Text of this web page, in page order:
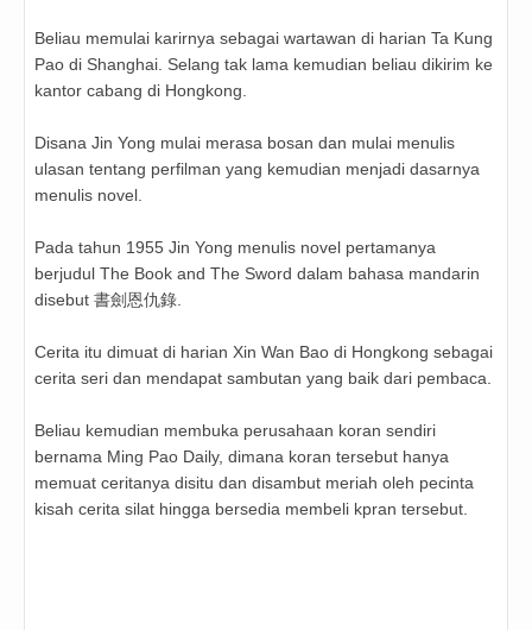
Beliau memulai karirnya sebagai wartawan di harian Ta Kung
Pao di Shanghai. Selang tak lama kemudian beliau dikirim ke
kantor cabang di Hongkong.
Disana Jin Yong mulai merasa bosan dan mulai menulis
ulasan tentang perfilman yang kemudian menjadi dasarnya
menulis novel.
Pada tahun 1955 Jin Yong menulis novel pertamanya
berjudul The Book and The Sword dalam bahasa mandarin
disebut 書劍恩仇錄.
Cerita itu dimuat di harian Xin Wan Bao di Hongkong sebagai
cerita seri dan mendapat sambutan yang baik dari pembaca.
Beliau kemudian membuka perusahaan koran sendiri
bernama Ming Pao Daily, dimana koran tersebut hanya
memuat ceritanya disitu dan disambut meriah oleh pecinta
kisah cerita silat hingga bersedia membeli kpran tersebut.